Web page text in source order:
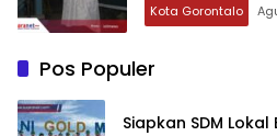
Kota Gorontalo
Pos Populer
‎Siapkan SDM